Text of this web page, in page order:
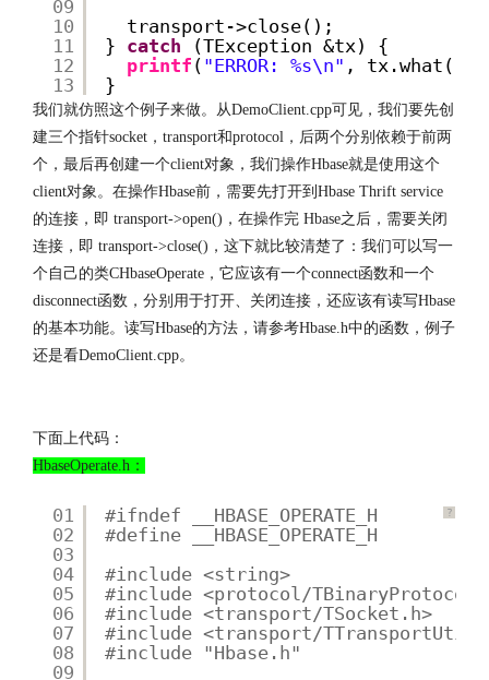
09
10
11
12
13
transport->close();
} catch
(TException &tx) {
printf ( "ERROR: %s\n" , tx.what());
}
我们就仿照这个例子来做。从DemoClient.cpp可见，我们要先创
建三个指针socket，transport和protocol，后两个分别依赖于前两
个，最后再创建一个client对象，我们操作Hbase就是使用这个
client对象。在操作Hbase前，需要先打开到Hbase Thrift service
的连接，即 transport->open()，在操作完 Hbase之后，需要关闭
连接，即 transport->close()，这下就比较清楚了：我们可以写一
个自己的类CHbaseOperate，它应该有一个connect函数和一个
disconnect函数，分别用于打开、关闭连接，还应该有读写Hbase
的基本功能。读写Hbase的方法，请参考Hbase.h中的函数，例子
还是看DemoClient.cpp。
下面上代码：
HbaseOperate.h：
?
01
02
03
04
05
06
07
08
09
#ifndef __HBASE_OPERATE_H
#define __HBASE_OPERATE_H
#include <string>
#include <protocol/
#include <transport/TSocket.h>
#include <transport/
#include "Hbase.h"